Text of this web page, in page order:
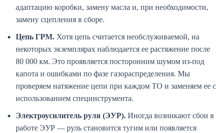
адаптацию коробки, замену масла и, при необходимости,
замену сцепления в сборе.
Цепь ГРМ. Хотя цепь считается необслуживаемой, на
некоторых экземплярах наблюдается ее растяжение после
80 000 км. Это проявляется посторонним шумом из-под
капота и ошибками по фазе газораспределения. Мы
проверяем натяжение цепи при каждом ТО и заменяем ее с
использованием специнструмента.
Электроусилитель руля (ЭУР). Иногда возникают сбои в
работе ЭУР — руль становится тугим или появляется